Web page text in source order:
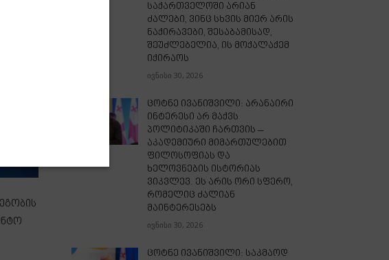
საქართველოში არიან
ძალები, ვინც სხვის მიერ არის
ნაქირავები, შესაბამისად,
შეუძლებელია, ის მოქალაქემ
იქირაოს
ივნისი 30, 2026
ცოტნე ივანიშვილი: არანაირი
ინტერესი არ მაქვს
პოლიტიკაში ჩართვის –
აკადემიური მიმართულებით
ფილოსოფიას და
ხელოვნების ისტორიას
ვიკვლევ. ეს არის ორი სფერო,
რომელიც ძალიან
მაინტერესებს
ივნისი 30, 2026
ცოტნე ივანიშვილი: საკმაოდ